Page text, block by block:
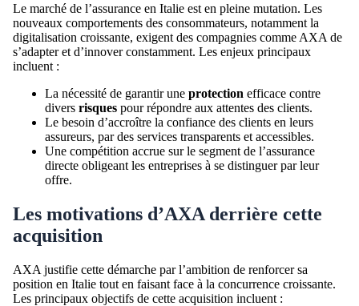
Le marché de l’assurance en Italie est en pleine mutation. Les
nouveaux comportements des consommateurs, notamment la
digitalisation croissante, exigent des compagnies comme AXA de
s’adapter et d’innover constamment. Les enjeux principaux
incluent :
La nécessité de garantir une protection efficace contre
divers risques pour répondre aux attentes des clients.
Le besoin d’accroître la confiance des clients en leurs
assureurs, par des services transparents et accessibles.
Une compétition accrue sur le segment de l’assurance
directe obligeant les entreprises à se distinguer par leur
offre.
Les motivations d’AXA derrière cette
acquisition
AXA justifie cette démarche par l’ambition de renforcer sa
position en Italie tout en faisant face à la concurrence croissante.
Les principaux objectifs de cette acquisition incluent :